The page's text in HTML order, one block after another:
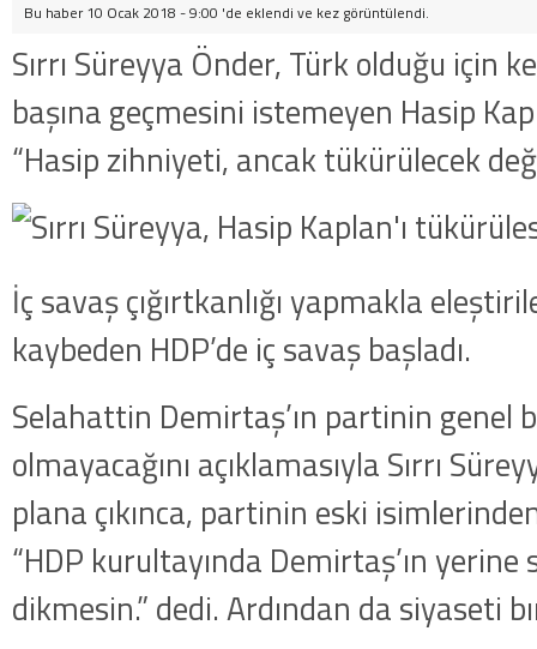
Bu haber 10 Ocak 2018 - 9:00 'de eklendi ve kez görüntülendi.
Sırrı Süreyya Önder, Türk olduğu için
başına geçmesini istemeyen Hasip
“Hasip zihniyeti, ancak tükürülecek
İç savaş çığırtkanlığı yapmakla
kaybeden HDP’de iç savaş başladı.
Selahattin Demirtaş’ın partinin genel
olmayacağını açıklamasıyla Sırrı
plana çıkınca, partinin eski
“HDP kurultayında Demirtaş’ın yerine
dikmesin.” dedi. Ardından da siyaseti